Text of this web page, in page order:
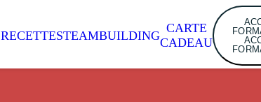
RECETTESTEAMBUILDING
CARTE
CADEAU